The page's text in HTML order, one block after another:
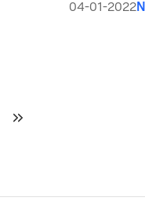
04-01-2022